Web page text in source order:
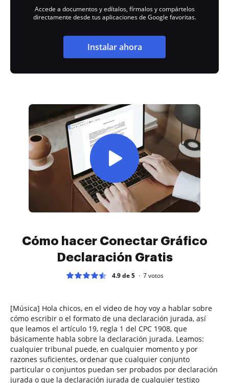
Accede a documentos y edítalos, fírmalos y compártelos
directamente desde tus aplicaciones de Google favoritas.
Instalar ahora
Cómo hacer Conectar Gráfico
Declaración Gratis
4.9 de 5 7votos
[Música] Hola chicos, en el video de hoy voy a hablar sobre
cómo escribir o el formato de una declaración jurada, así
que leamos el artículo 19, regla 1 del CPC 1908, que
básicamente habla sobre la declaración jurada. Leamos:
cualquier tribunal puede, en cualquier momento y por
razones suficientes, ordenar que cualquier conjunto
particular o conjuntos puedan ser probados por declaración
jurada o que la declaración jurada de cualquier testigo